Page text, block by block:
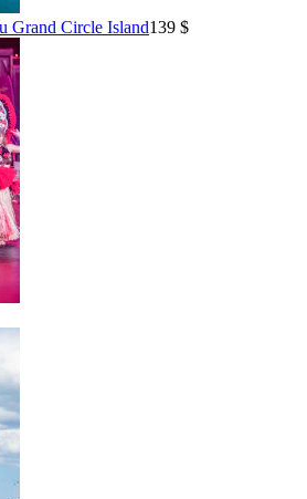
Grand Circle Island139 $